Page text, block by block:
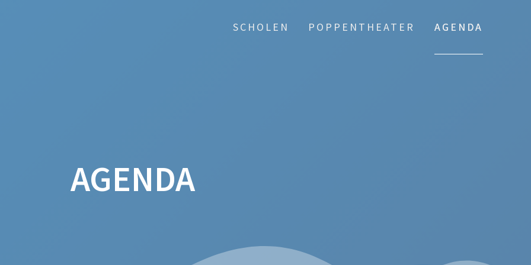
SCHOLEN POPPENTHEATER AGENDA
AGENDA